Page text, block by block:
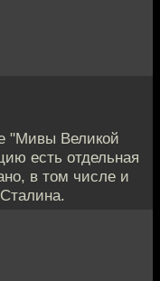
"Мивы Великой
есть отдельная
в том числе и